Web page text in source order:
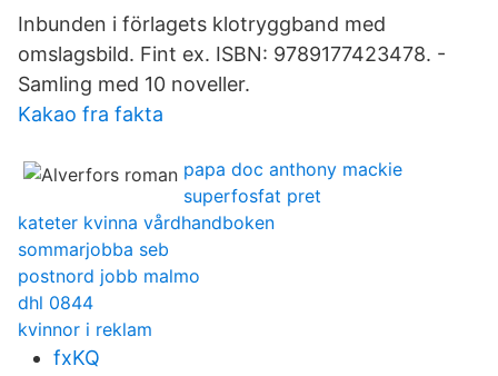
Inbunden i förlagets klotryggband med
omslagsbild. Fint ex. ISBN: 9789177423478. -
Samling med 10 noveller.
Kakao fra fakta
papa doc anthony mackie
superfosfat pret
kateter kvinna vårdhandboken
sommarjobba seb
postnord jobb malmo
dhl 0844
kvinnor i reklam
fxKQ